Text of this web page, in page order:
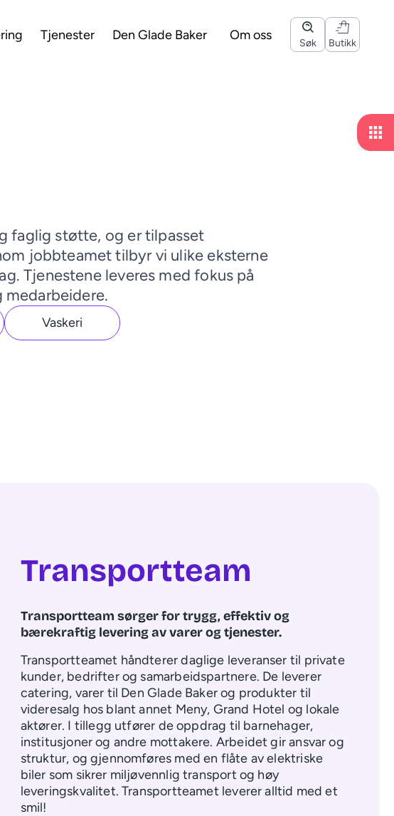
Tjenester Den Glade Baker Om oss
Søk Butikk
faglig støtte, og er tilpasset
jobbteamet tilbyr vi ulike eksterne
Tjenestene leveres med fokus på
Vaskeri
Transportteam
Transportteam sørger for trygg, effektiv og
bærekraftig levering av varer og tjenester.
Transportteamet håndterer daglige leveranser til private
kunder, bedrifter og samarbeidspartnere. De leverer
catering, varer til Den Glade Baker og produkter til
videresalg hos blant annet Meny, Grand Hotel og lokale
aktører. I tillegg utfører de oppdrag til barnehager,
institusjoner og andre mottakere. Arbeidet gir ansvar og
struktur, og gjennomføres med en flåte av elektriske
biler som sikrer miljøvennlig transport og høy
leveringskvalitet. Transportteamet leverer alltid med et
smil!